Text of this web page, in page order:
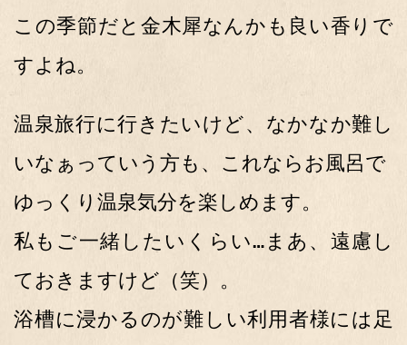
この季節だと金木犀なんかも良い香りで
すよね。
温泉旅行に行きたいけど、なかなか難し
いなぁっていう方も、これならお風呂で
ゆっくり温泉気分を楽しめます。
私もご一緒したいくらい…まあ、遠慮し
ておきますけど（笑）。
浴槽に浸かるのが難しい利用者様には足